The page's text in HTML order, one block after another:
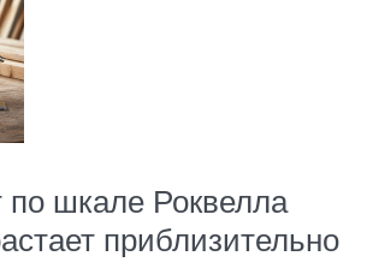
по шкале Роквелла
приблизительно